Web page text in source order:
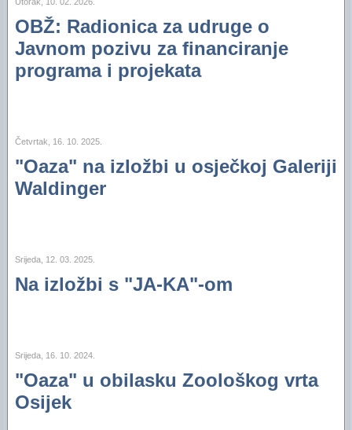
"Oazini" fotoalbumi na Facebooku (2012)
"Oazini" fotoalbumi na Facebooku (2011)
Audio- i videozapisi na YouTubeu
Izvještaj za 2016. godinu
Izvještaj za 2015. godinu
Izvještaj za 2014. godinu
Izvještaj za 2012. godinu
Izvještaj za 2011. godinu
Izvještaj za 2010. godinu
Izvještaj za 2008. godinu
Izvještaj za 2007. godinu
Financijski plan i Program rada Oaze za 2025
Financijski plan i Program rada Oaze za 2024.
OBŽ: Radionica za udruge o
Javnom pozivu za financiranje
programa i projekata
Četvrtak, 16. 10. 2025.
"Oaza" na izložbi u osječkoj Galeriji
Waldinger
Srijeda, 12. 03. 2025.
Na izložbi s "JA-KA"-om
Srijeda, 16. 10. 2024.
"Oaza" u obilasku Zoološkog vrta
Osijek